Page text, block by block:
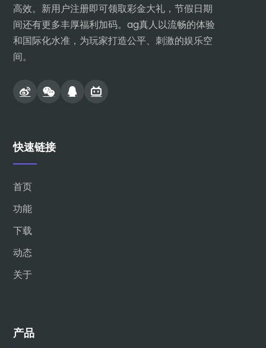
高效。新用户注册即可领取彩金大礼，节假日期
间还有更多丰厚福利加码。ag真人以流畅的体验
和国际化水准，为玩家打造公平、刺激的娱乐空
间。
快速链接
首页
功能
下载
动态
关于
产品